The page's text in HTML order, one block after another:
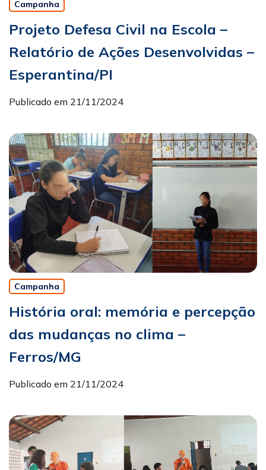
Campanha
Projeto Defesa Civil na Escola –
Relatório de Ações Desenvolvidas –
Esperantina/PI
Publicado em 21/11/2024
Campanha
História oral: memória e percepção
das mudanças no clima –
Ferros/MG
Publicado em 21/11/2024